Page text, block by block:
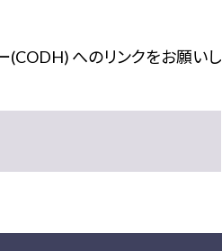
(CODH) へのリンクをお願いし